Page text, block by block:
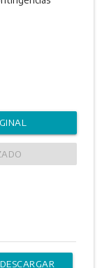
DESCARGAR